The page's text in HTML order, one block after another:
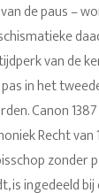
de paus –
van de
in het
Canon
Recht van
zonder
is ingedeeld bij